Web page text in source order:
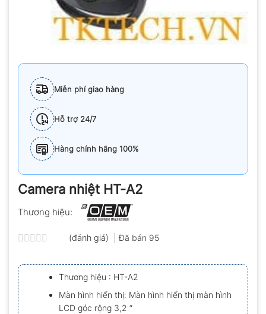
Miễn phí giao hàng
Hỗ trợ 24/7
Hàng chính hãng 100%
Camera nhiệt HT-A2
Thương hiệu:
xếp
hạng
0.0
5
sao
(đánh giá) Đã bán 95
Thương hiệu : HT-A2
Màn hình hiển thị: Màn hình hiển thị màn hình
LCD góc rộng 3,2 “